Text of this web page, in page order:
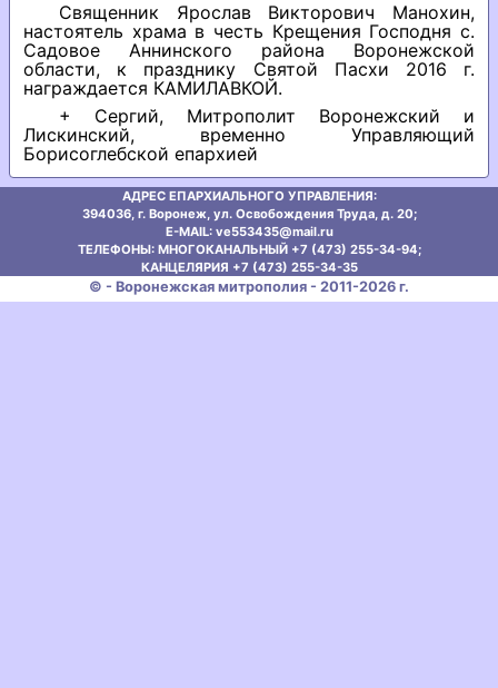
Священник Ярослав Викторович Манохин,
настоятель храма в честь Крещения Господня с.
Садовое Аннинского района Воронежской
области, к празднику Святой Пасхи 2016 г.
награждается КАМИЛАВКОЙ.
+ Сергий, Митрополит Воронежский и
Лискинский, временно Управляющий
Борисоглебской епархией
АДРЕС ЕПАРХИАЛЬНОГО УПРАВЛЕНИЯ:
394036, г. Воронеж, ул. Освобождения Труда, д. 20;
E-MAIL: ve553435@mаil.ru
ТЕЛЕФОНЫ: МНОГОКАНАЛЬНЫЙ +7 (473) 255-34-94;
КАНЦЕЛЯРИЯ +7 (473) 255-34-35
© - Воронежская митрополия - 2011-2026 г.